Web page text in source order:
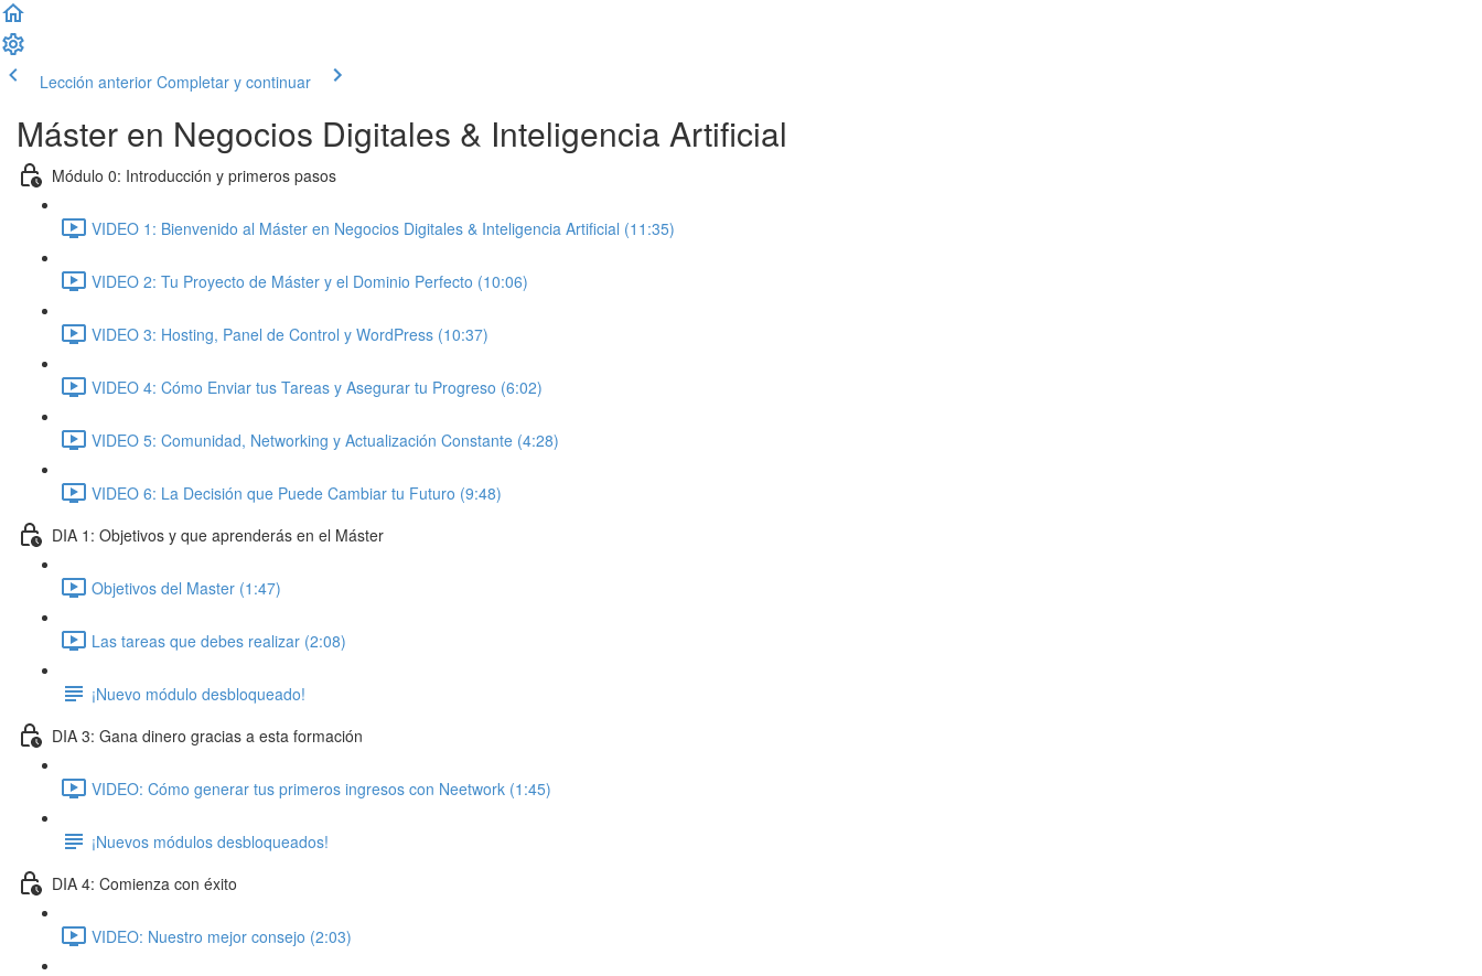
Lección anterior Completar y continuar
Máster en Negocios Digitales & Inteligencia Artificial
Módulo 0: Introducción y primeros pasos
VIDEO 1: Bienvenido al Máster en Negocios Digitales & Inteligencia Artificial (11:35)
VIDEO 2: Tu Proyecto de Máster y el Dominio Perfecto (10:06)
VIDEO 3: Hosting, Panel de Control y WordPress (10:37)
VIDEO 4: Cómo Enviar tus Tareas y Asegurar tu Progreso (6:02)
VIDEO 5: Comunidad, Networking y Actualización Constante (4:28)
VIDEO 6: La Decisión que Puede Cambiar tu Futuro (9:48)
DIA 1: Objetivos y que aprenderás en el Máster
Objetivos del Master (1:47)
Las tareas que debes realizar (2:08)
¡Nuevo módulo desbloqueado!
DIA 3: Gana dinero gracias a esta formación
VIDEO: Cómo generar tus primeros ingresos con Neetwork (1:45)
¡Nuevos módulos desbloqueados!
DIA 4: Comienza con éxito
VIDEO: Nuestro mejor consejo (2:03)